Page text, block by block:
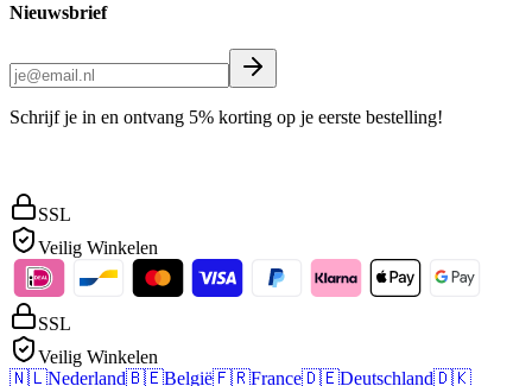
Nieuwsbrief
Schrijf je in en ontvang 5% korting op je eerste bestelling!
SSL
Veilig Winkelen
SSL
Veilig Winkelen
🇳🇱Nederland🇧🇪België🇫🇷France🇩🇪Deutschland🇩🇰